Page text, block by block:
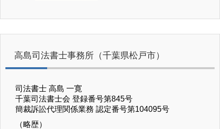
高島司法書士事務所（千葉県松戸市）
司法書士 高島 一寛
千葉司法書士会 登録番号第845号
簡裁訴訟代理関係業務 認定番号第104095号
（略歴）